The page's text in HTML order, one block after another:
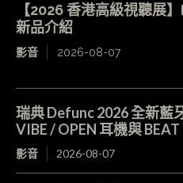
【2026 香港高級視聽展
新品介紹
影音 2026-08-07
瑞典 Defunc 2026 全新
VIBE / OPEN 耳機與
影音 2026-08-07